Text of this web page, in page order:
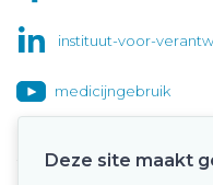
instituut-voor-
medicijngebruik
Deze site maakt